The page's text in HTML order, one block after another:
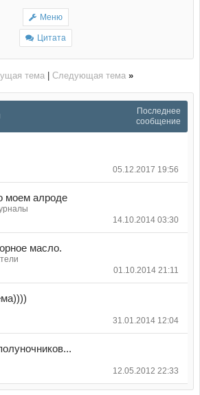
Меню
Цитата
тема| Следующая тема »
Последнее
сообщение
05.12.2017 19:56
моем алроде
14.10.2014 03:30
масло.
01.10.2014 21:11
31.01.2014 12:04
12.05.2012 22:33